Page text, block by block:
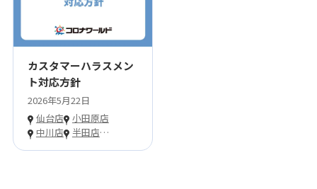
カスタマーハラスメン
ト対応方針
2026年5月22日
仙台店
小田原店
中川店
半田店…